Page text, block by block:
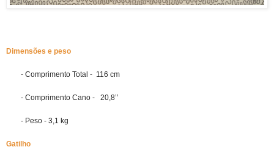
Dimensões e peso
- Comprimento Total -  116 cm
- Comprimento Cano -   20,8’’
- Peso - 3,1 kg
Gatilho